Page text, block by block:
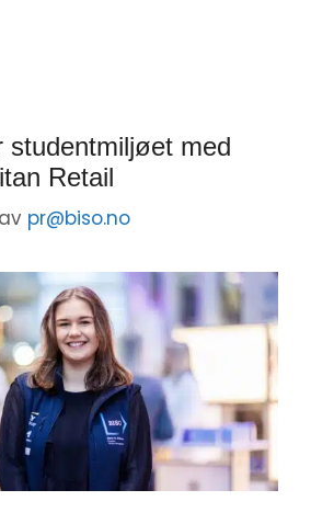
studentmiljøet med
Retail
av pr@biso.no